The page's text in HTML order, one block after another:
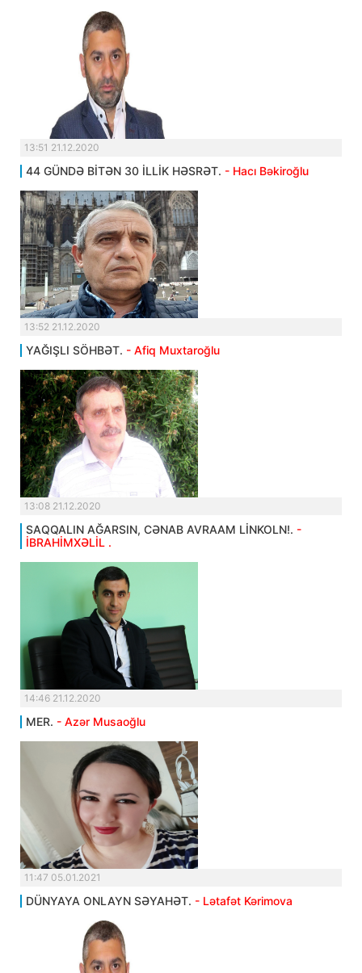
13:51 21.12.2020
44 GÜNDƏ BİTƏN 30 İLLİK HƏSRƏT. - Hacı Bəkiroğlu
13:52 21.12.2020
YAĞIŞLI SÖHBƏT. - Afiq Muxtaroğlu
13:08 21.12.2020
SAQQALIN AĞARSIN, CƏNAB AVRAAM LİNKOLN!. -
İBRAHİMXƏLİL .
14:46 21.12.2020
MER. - Azər Musaoğlu
11:47 05.01.2021
DÜNYAYA ONLAYN SƏYAHƏT. - Lətafət Kərimova